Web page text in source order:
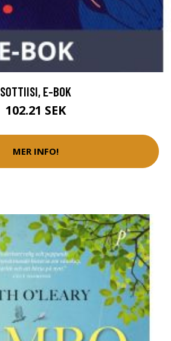
SOTTIISI, E-BOK
102.21 SEK
MER INFO!